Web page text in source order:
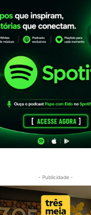
- Publicidade -